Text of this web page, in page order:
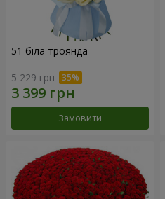
51 біла троянда
5 229 грн
Замовити